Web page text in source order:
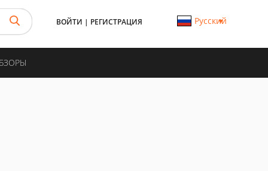
ВОЙТИ | РЕГИСТРАЦИЯ Русский